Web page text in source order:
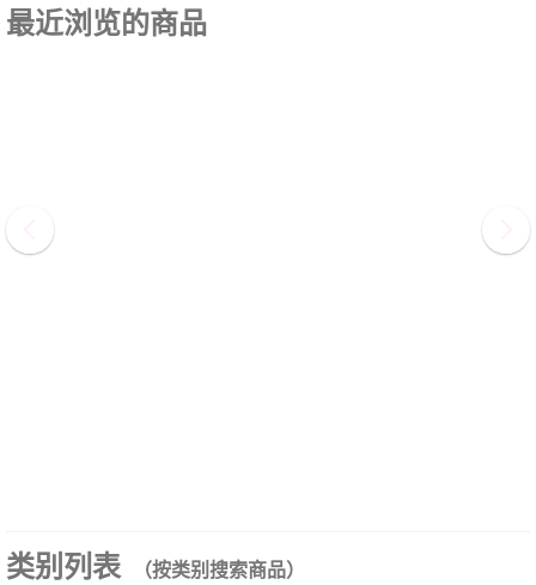
最近浏览的商品
类别列表 （按类别搜索商品）